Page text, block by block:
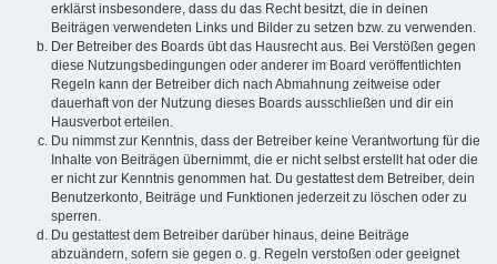
erklärst insbesondere, dass du das Recht besitzt, die in deinen
Beiträgen verwendeten Links und Bilder zu setzen bzw. zu verwenden.
Der Betreiber des Boards übt das Hausrecht aus. Bei Verstößen gegen
diese Nutzungsbedingungen oder anderer im Board veröffentlichten
Regeln kann der Betreiber dich nach Abmahnung zeitweise oder
dauerhaft von der Nutzung dieses Boards ausschließen und dir ein
Hausverbot erteilen.
Du nimmst zur Kenntnis, dass der Betreiber keine Verantwortung für die
Inhalte von Beiträgen übernimmt, die er nicht selbst erstellt hat oder die
er nicht zur Kenntnis genommen hat. Du gestattest dem Betreiber, dein
Benutzerkonto, Beiträge und Funktionen jederzeit zu löschen oder zu
sperren.
Du gestattest dem Betreiber darüber hinaus, deine Beiträge
abzuändern, sofern sie gegen o. g. Regeln verstoßen oder geeignet